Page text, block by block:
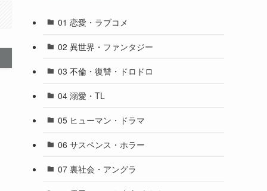
01 恋愛・ラブコメ
02 異世界・ファンタジー
03 不倫・復讐・ドロドロ
04 溺愛・TL
05 ヒューマン・ドラマ
06 サスペンス・ホラー
07 裏社会・アングラ